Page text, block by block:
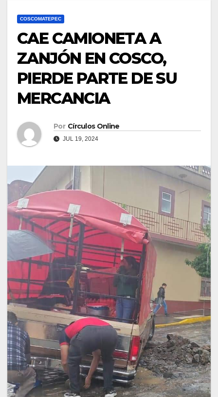
COSCOMATEPEC
CAE CAMIONETA A
ZANJÓN EN COSCO,
PIERDE PARTE DE SU
MERCANCIA
Por Círculos Online
JUL 19, 2024